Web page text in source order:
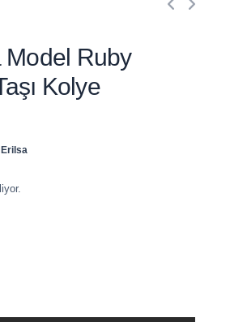
Model Ruby
Kolye
Erilsa